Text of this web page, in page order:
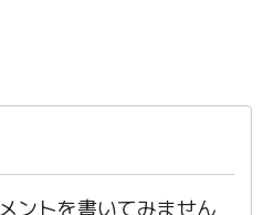
ントを書いてみません